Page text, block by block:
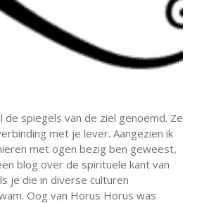
spiegels van de ziel genoemd. Ze
met je lever. Aangezien ik
met ogen bezig ben geweest,
blog over de spirituele kant van
je die in diverse culturen
Oog van Horus Horus was